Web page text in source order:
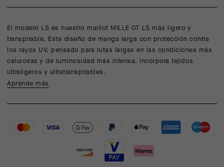
El modelo LS es nuestro maillot MILLE GT LS más ligero y
transpirable. Este diseño de manga larga con protección contra
los rayos UV, pensado para rutas largas en las condiciones más
calurosas y de luminosidad más intensa, incorpora tejidos
ultraligeros y ultratranspirables.
Aprende más